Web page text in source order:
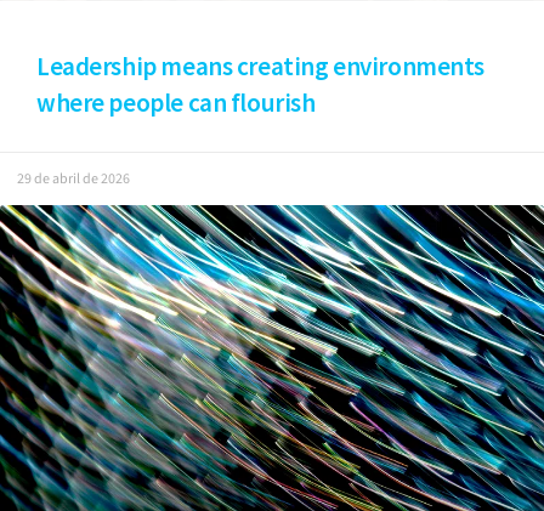
Leadership means creating environments
where people can flourish
29 de abril de 2026